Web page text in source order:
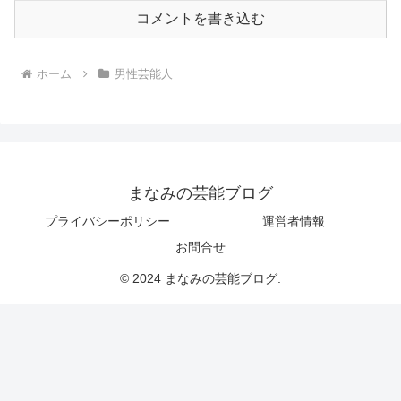
コメントを書き込む
ホーム 男性芸能人
まなみの芸能ブログ
プライバシーポリシー
運営者情報
お問合せ
© 2024 まなみの芸能ブログ.